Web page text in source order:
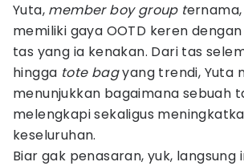
Yuta, member boy group ternama,
memiliki gaya OOTD keren
tas yang ia kenakan. Dari tas
hingga tote bagyang trendi, Yuta
menunjukkan bagaimana sebuah
melengkapi sekaligus
keseluruhan.
Biar gak penasaran, yuk, langsung